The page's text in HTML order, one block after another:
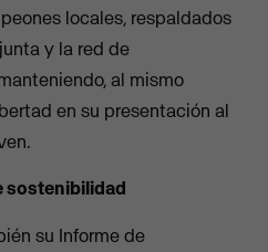
locales, respaldados
y la red de
al mismo
en su presentación al
sostenibilidad
su Informe de